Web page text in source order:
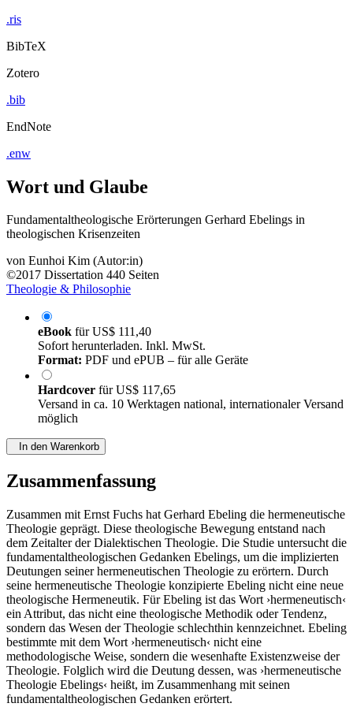
.ris
BibTeX
Zotero
.bib
EndNote
.enw
Wort und Glaube
Fundamentaltheologische Erörterungen Gerhard Ebelings in
theologischen Krisenzeiten
von Eunhoi Kim (Autor:in)
©2017 Dissertation 440 Seiten
Theologie & Philosophie
eBook fürUS$ 111,40
Sofort herunterladen. Inkl. MwSt.
Format: PDF und ePUB – für alle Geräte
Hardcover fürUS$ 117,65
Versand in ca. 10 Werktagen national, internationaler Versand
möglich
In den Warenkorb
Zusammenfassung
Zusammen mit Ernst Fuchs hat Gerhard Ebeling die hermeneutische
Theologie geprägt. Diese theologische Bewegung entstand nach
dem Zeitalter der Dialektischen Theologie. Die Studie untersucht die
fundamentaltheologischen Gedanken Ebelings, um die implizierten
Deutungen seiner hermeneutischen Theologie zu erörtern. Durch
seine hermeneutische Theologie konzipierte Ebeling nicht eine neue
theologische Hermeneutik. Für Ebeling ist das Wort ›hermeneutisch‹
ein Attribut, das nicht eine theologische Methodik oder Tendenz,
sondern das Wesen der Theologie schlechthin kennzeichnet. Ebeling
bestimmte mit dem Wort ›hermeneutisch‹ nicht eine
methodologische Weise, sondern die wesenhafte Existenzweise der
Theologie. Folglich wird die Deutung dessen, was ›hermeneutische
Theologie Ebelings‹ heißt, im Zusammenhang mit seinen
fundamentaltheologischen Gedanken erörtert.